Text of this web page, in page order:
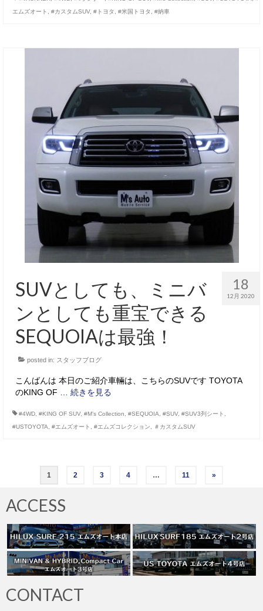
エムズオート
#カスタムSUV, #トヨタ #米国トヨタ #納車
18
12月 2020
SUVとしても、ミニバ
ンとしても重宝できる
SEQUOIAは最強！
posted in: スタッフブログ
こんばんは 本日のご紹介車輛は、こちらのSUVです TOYOTA
のKING OF … 続きを見る
#4WD #KING OF SUV, #M’s Collection #SEQUOIA #SUV, #SUV3列シート
#USTOYOTA
#エムズオート #エムズコレクション ＃カスタムSUV
稿
の
ペ
ー
ジ
1 2 3 4 … 11 »
ACCESS
CONTACT